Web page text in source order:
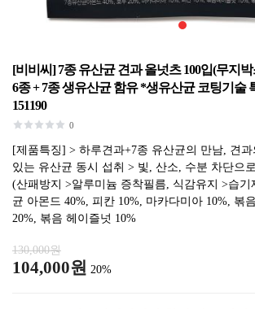
[비비씨] 7종 유산균 견과 올넛츠 100입(무지
6종 + 7종 생유산균 함유 *생유산균 코팅기술
151190
0
[제품특징] > 하루견과+7종 유산균의 만남, 견
있는 유산균 동시 섭취 > 빛, 산소, 수분 차단으
(산패방지 >알루미늄 증착필름, 식감유지 >습기
균 아몬드 40%, 피칸 10%, 마카다미아 10%, 볶
20%, 볶음 헤이즐넛 10%
130,000원
104,000원 20%